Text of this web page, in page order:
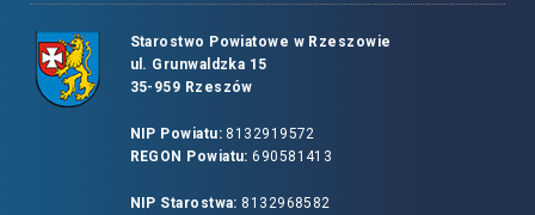
Starostwo Powiatowe w Rzeszowie
ul. Grunwaldzka 15
35-959 Rzeszów
NIP Powiatu:8132919572
REGON Powiatu: 690581413
NIP Starostwa: 8132968582